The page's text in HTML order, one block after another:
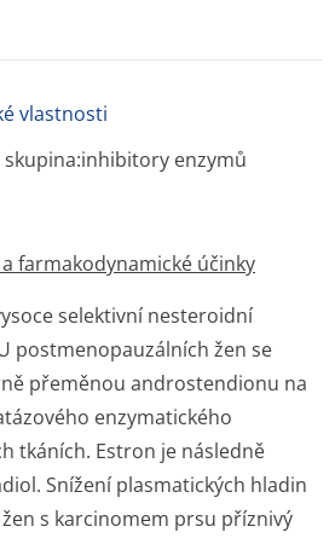
vlastnosti
enzymů
farmakodynamické účinky
selektivní nesteroidní
postmenopau­zálních žen se
přeměnou androstendionu na
enzymatického
tkáních. Estron je následně
Snížení plasmatických hladin
s karcinomem prsu příznivý